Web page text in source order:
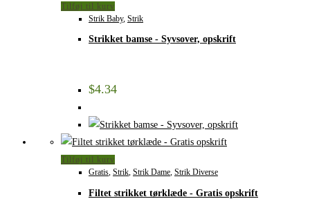
Tilføj til kurv
Strik Baby, Strik
Strikket bamse - Syvsover, opskrift
$4.34
Tilføj til kurv
Gratis, Strik, Strik Dame, Strik Diverse
Filtet strikket tørklæde - Gratis opskrift